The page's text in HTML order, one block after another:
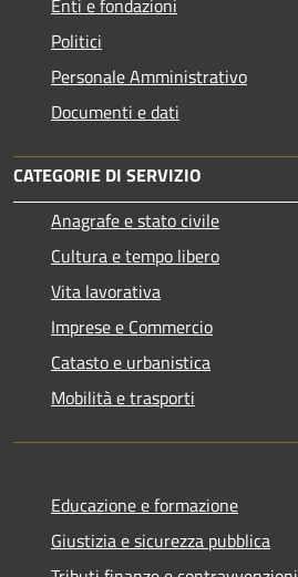
Politici
Personale Amministrativo
Documenti e dati
CATEGORIE DI SERVIZIO
Anagrafe e stato civile
Cultura e tempo libero
Vita lavorativa
Imprese e Commercio
Catasto e urbanistica
Mobilità e trasporti
Educazione e formazione
Giustizia e sicurezza pubblica